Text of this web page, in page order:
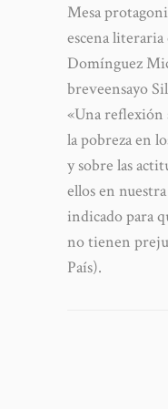
Mesa
escena
Domínguez
breveensayo
«Una reflexión
la pobreza en
y sobre las
ellos en
indicado para
no tienen
País).